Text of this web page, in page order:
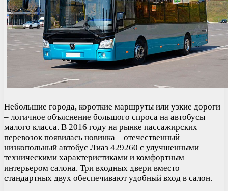
Небольшие города, короткие маршруты или узкие дороги
– логичное объяснение большого спроса на автобусы
малого класса. В 2016 году на рынке пассажирских
перевозок появилась новинка – отечественный
низкопольный автобус Лиаз 429260 с улучшенными
техническими характеристиками и комфортным
интерьером салона. Три входных двери вместо
стандартных двух обеспечивают удобный вход в салон.